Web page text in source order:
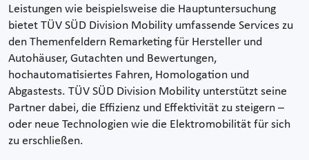
Leistungen wie beispielsweise die Hauptuntersuchung
bietet TÜV SÜD Division Mobility umfassende Services zu
den Themenfeldern Remarketing für Hersteller und
Autohäuser, Gutachten und Bewertungen,
hochautomatisiertes Fahren, Homologation und
Abgastests. TÜV SÜD Division Mobility unterstützt seine
Partner dabei, die Effizienz und Effektivität zu steigern –
oder neue Technologien wie die Elektromobilität für sich
zu erschließen.